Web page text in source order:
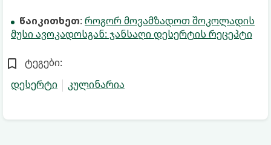
წაიკითხეთ: როგორ მოვამზადოთ შოკოლადის
მუსი ავოკადოსგან: ჯანსაღი დესერტის რეცეპტი
ტეგები:
დესერტი
კულინარია